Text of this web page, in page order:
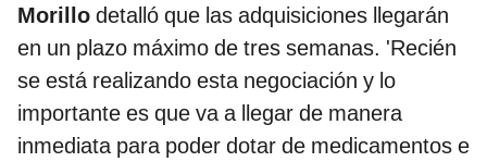
Morillo detalló que las adquisiciones llegarán
en un plazo máximo de tres semanas. 'Recién
se está realizando esta negociación y lo
importante es que va a llegar de manera
inmediata para poder dotar de medicamentos e